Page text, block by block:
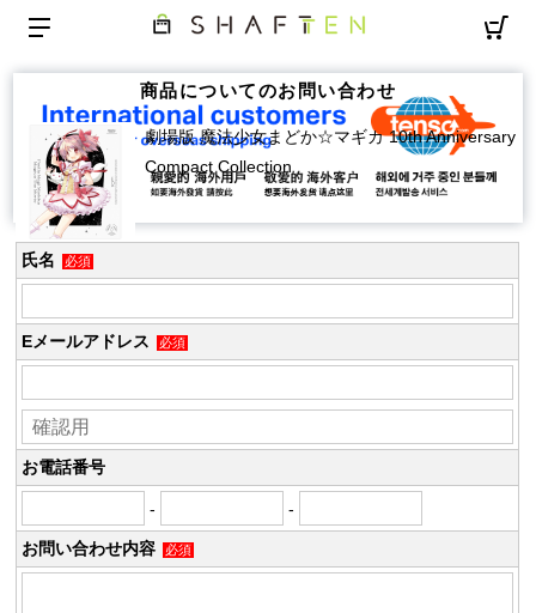
商品についてのお問い合わせ
劇場版 魔法少女まどか☆マギカ 10th Anniversary
Compact Collection
氏名 必須
Eメールアドレス 必須
お電話番号
- -
お問い合わせ内容 必須